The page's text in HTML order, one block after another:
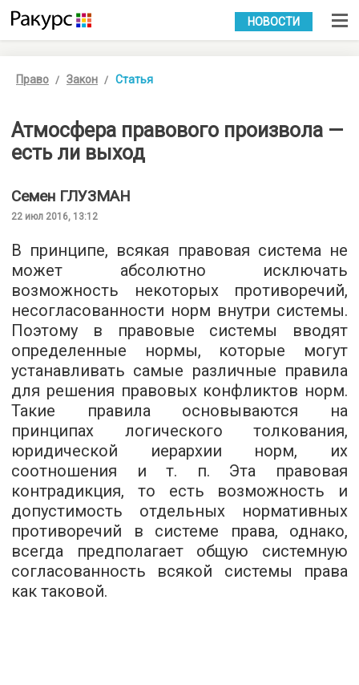
УКР РУС
НОВОСТИ
Право Закон Статья
Атмосфера правового произвола —
есть ли выход
Семен ГЛУЗМАН
22 июл 2016, 13:12
В принципе, всякая правовая система не
может абсолютно исключать
возможность некоторых противоречий,
несогласованности норм внутри системы.
Поэтому в правовые системы вводят
определенные нормы, которые могут
устанавливать самые различные правила
для решения правовых конфликтов норм.
Такие правила основываются на
принципах логического толкования,
юридической иерархии норм, их
соотношения и т. п. Эта правовая
контрадикция, то есть возможность и
допустимость отдельных нормативных
противоречий в системе права, однако,
всегда предполагает общую системную
согласованность всякой системы права
как таковой.